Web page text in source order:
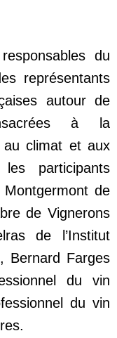
du
représentants
autour de
à la
au climat et aux
participants
de
de Vignerons
de l’Institut
Bernard Farges
du vin
du vin